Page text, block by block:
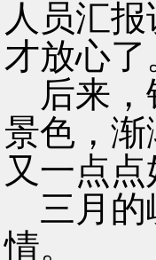
人员汇
才放心了
后来，
景色，
又一点点
三月的
情。